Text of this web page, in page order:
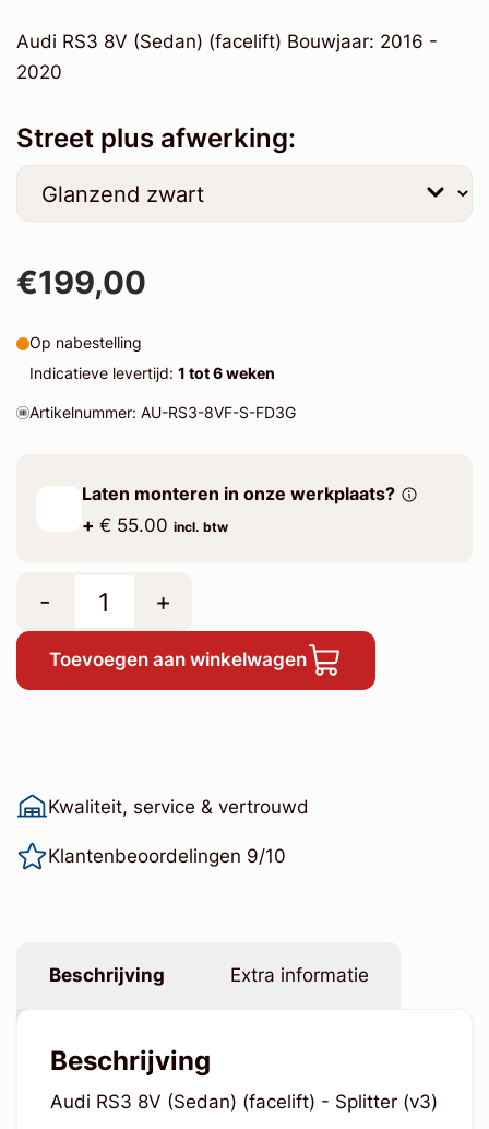
Audi RS3 8V (Sedan) (facelift) Bouwjaar: 2016 -
2020
Street plus afwerking:
€199,00
Op nabestelling
Indicatieve levertijd: 1 tot 6 weken
Artikelnummer: AU-RS3-8VF-S-FD3G
Laten monteren in onze werkplaats?
+ € 55.00 incl. btw
- +
Toevoegen aan winkelwagen
Kwaliteit, service & vertrouwd
Klantenbeoordelingen 9/10
Beschrijving Extra informatie
Beschrijving
Audi RS3 8V (Sedan) (facelift) - Splitter (v3)